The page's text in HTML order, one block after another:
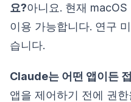
요?아니요. 현재
이용 가능합니다. 연구
습니다.
Claude는 어떤 앱이든
앱을 제어하기 전에 권